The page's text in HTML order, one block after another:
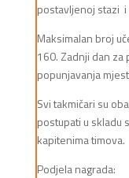
postavljenoj stazi i
Maksimalan broj
160. Zadnji dan
popunjavanja
Svi takmičari su
postupati u skladu
kapitenima timova.
Podjela nagrada: